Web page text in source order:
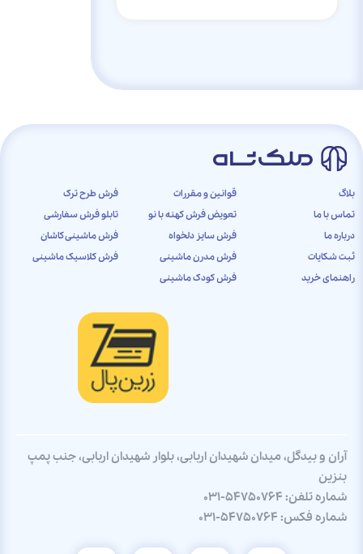
بلاگ
تماس با ما
درباره ما
ثبت شکایات
راهنمای خرید
قوانین و مقررات
تعویض فرش کهنه با نو
فرش سایز دلخواه
فرش مدرن ماشینی
فرش کودک ماشینی
فرش طرح ترک
تابلو فرش سفارشی
فرش ماشینی کاشان
فرش کلاسیک ماشینی
آران و بیدگل، میدان شهیدان اربابی، بلوار شهیدان اربابی، جنب پمپ
بنزین
شماره تلفن: 031-54750764
شماره فکس: 031-54750764